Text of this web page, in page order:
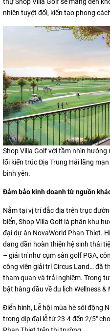
nhiên tuyệt đối, kiến tạo phong
Shop Villa Golf với tầm nhìn hướng
lối kiến trúc Địa Trung Hải lãng
bình yên.
Đảm bảo kinh doanh từ nguồn
Nằm tại vị trí đắc địa trên trục
biển, Shop Villa Golf là phân khu
đại dự án NovaWorld Phan Thiet.
đang dần hoàn thiện hệ sinh thái
– giải trí như cụm sân golf PGA,
công viên giải trí Circus Land… đã
tham quan và trải nghiệm. Trong
bật hàng đầu về du lịch Wellness &
Điển hình, Lễ hội mùa hè sôi động
trong dịp đại lễ từ 23-4 đến 2/5"